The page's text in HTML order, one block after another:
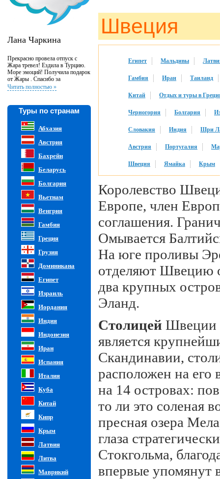
Лана Чаркина
Прекрасно провела отпуск с
Жара тревел! Ездила в Турцию.
Море эмоций! Получила подарок
от Жары . Спасибо за
великолепную организацию и
внимательность к клиентам!
Читать полностью »
Туры по странам
Абхазия
Австрия
Бахрейн
Беларусь
Болгария
Вьетнам
Венгрия
Гамбия
Греция
Грузия
Доминикана
Египет
Израиль
Иордания
Индия
Индонезия
Иран
Испания
Италия
Куба
Китай
Кипр
Крым
Латвия
Литва
Маврикий
Швеция
Египет Мальдивы
Гамбия Иран Таиланд
Китай Отдых и туры в
Черногория Болгария
Словакия Индия Шри
Австрия Португалия
Швеция Ямайка Крым
Королевство
Европе, член
соглашения.
Омывается
На юге проливы
отделяют Швецию
два крупных
Эланд.
Столицей Швеции
является
Скандинавии,
расположен на его
на 14 островах:
то ли это соленая
пресная озера
глаза
Стокгольма,
впервые упомянут